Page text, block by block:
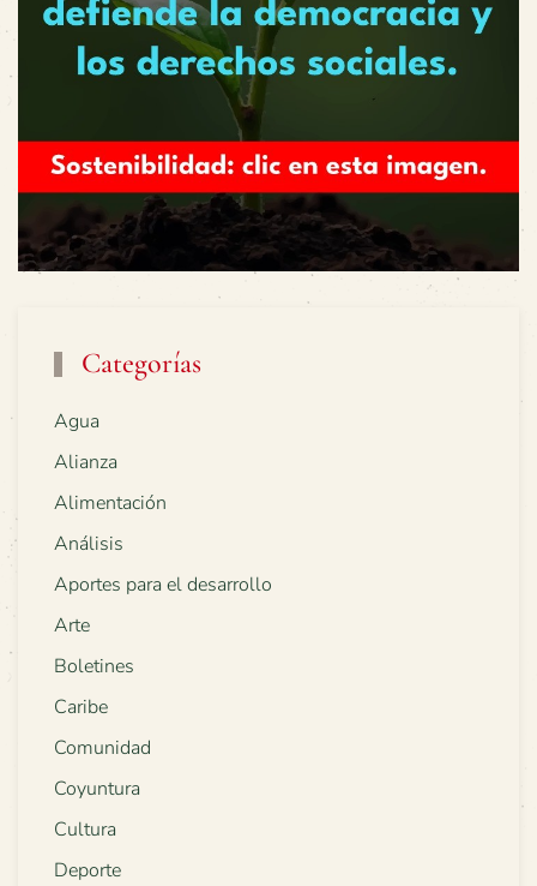
Categorías
Agua
Alianza
Alimentación
Análisis
Aportes para el desarrollo
Arte
Boletines
Caribe
Comunidad
Coyuntura
Cultura
Deporte